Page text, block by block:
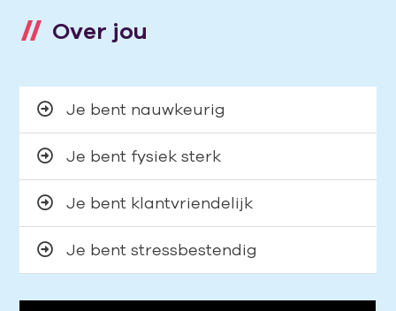
Over jou
Je bent nauwkeurig
Je bent fysiek sterk
Je bent klantvriendelijk
Je bent stressbestendig